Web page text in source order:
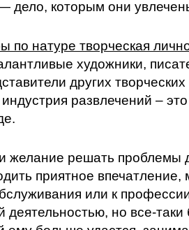
дело, которым они
натуре творческая
художники,
других
развлечений – это
желание решать проблемы
приятное впечатление,
или к
деятельностью, но все-таки